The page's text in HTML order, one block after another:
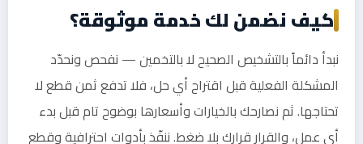
كيف نضمن لك خدمة موثوقة؟
نبدأ دائماً بالتشخيص الصحيح لا بالتخمين — نفحص ونحدّد
المشكلة الفعلية قبل اقتراح أي حل، فلا تدفع ثمن قطع لا
تحتاجها. ثم نصارحك بالخيارات وأسعارها بوضوح تام قبل بدء
أي عمل، والقرار قرارك بلا ضغط. ننفّذ بأدوات احترافية وقطع